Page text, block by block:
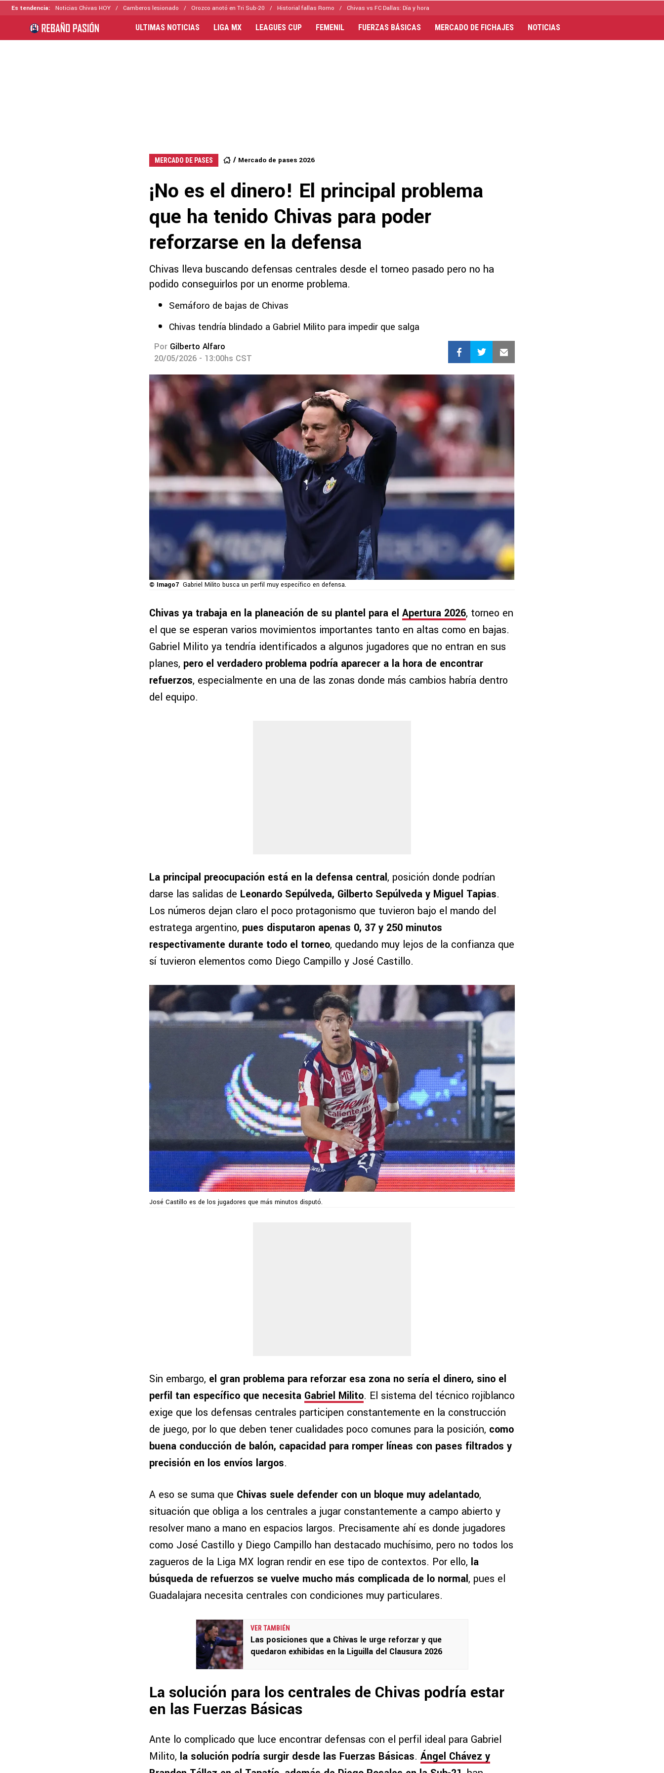
Es tendencia: Noticias Chivas HOY Camberos lesionado Orozco anotó en Tri Sub-20 Historial fallas Romo Chivas vs FC Dallas: Día y hora
ULTIMAS NOTICIAS LIGA MX LEAGUES CUP FEMENIL FUERZAS BÁSICAS MERCADO DE FICHAJES NOTICIAS
MERCADO DE PASES Mercado de pases 2026
¡No es el dinero! El principal problema
que ha tenido Chivas para poder
reforzarse en la defensa
Chivas lleva buscando defensas centrales desde el torneo pasado pero no ha
podido conseguirlos por un enorme problema.
Semáforo de bajas de Chivas
Chivas tendría blindado a Gabriel Milito para impedir que salga
Por Gilberto Alfaro
20/05/2026 - 13:00hs CST
© Imago7 Gabriel Milito busca un perfil muy específico en defensa.
Chivas ya trabaja en la planeación de su plantel para el Apertura 2026, torneo en
el que se esperan varios movimientos importantes tanto en altas como en bajas.
Gabriel Milito ya tendría identificados a algunos jugadores que no entran en sus
planes, pero el verdadero problema podría aparecer a la hora de encontrar
refuerzos, especialmente en una de las zonas donde más cambios habría dentro
del equipo.
La principal preocupación está en la defensa central, posición donde podrían
darse las salidas de Leonardo Sepúlveda, Gilberto Sepúlveda y Miguel Tapias.
Los números dejan claro el poco protagonismo que tuvieron bajo el mando del
estratega argentino, pues disputaron apenas 0, 37 y 250 minutos
respectivamente durante todo el torneo, quedando muy lejos de la confianza que
sí tuvieron elementos como Diego Campillo y José Castillo.
José Castillo es de los jugadores que más minutos disputó.
Sin embargo, el gran problema para reforzar esa zona no sería el dinero, sino el
perfil tan específico que necesita Gabriel Milito. El sistema del técnico rojiblanco
exige que los defensas centrales participen constantemente en la construcción
de juego, por lo que deben tener cualidades poco comunes para la posición, como
buena conducción de balón, capacidad para romper líneas con pases filtrados y
precisión en los envíos largos.
A eso se suma que Chivas suele defender con un bloque muy adelantado,
situación que obliga a los centrales a jugar constantemente a campo abierto y
resolver mano a mano en espacios largos. Precisamente ahí es donde jugadores
como José Castillo y Diego Campillo han destacado muchísimo, pero no todos los
zagueros de la Liga MX logran rendir en ese tipo de contextos. Por ello, la
búsqueda de refuerzos se vuelve mucho más complicada de lo normal, pues el
Guadalajara necesita centrales con condiciones muy particulares.
VER TAMBIÉN
Las posiciones que a Chivas le urge reforzar y que
quedaron exhibidas en la Liguilla del Clausura 2026
La solución para los centrales de Chivas podría estar
en las Fuerzas Básicas
Ante lo complicado que luce encontrar defensas con el perfil ideal para Gabriel
Milito, la solución podría surgir desde las Fuerzas Básicas. Ángel Chávez y